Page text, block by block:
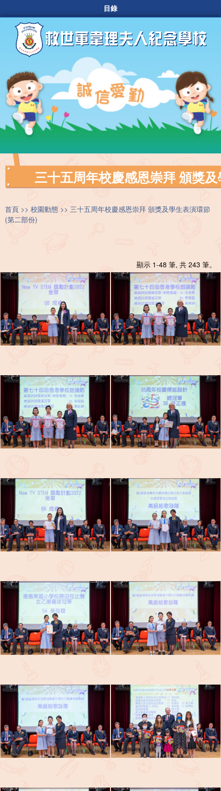
目錄
三十五周年校慶感恩崇拜 頒獎
首頁 校園動態
三十五周年校慶感恩崇拜 頒獎及學生表演環節
(第二部份)
顯示 1-48 筆, 共 243 筆。